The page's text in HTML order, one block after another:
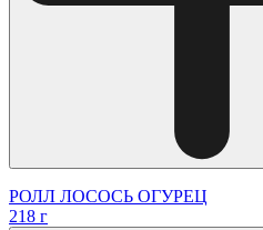
РОЛЛ ЛОСОСЬ ОГУРЕЦ
218 г